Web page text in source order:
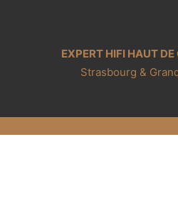
EXPERT HIFI HAUT
Strasbourg &